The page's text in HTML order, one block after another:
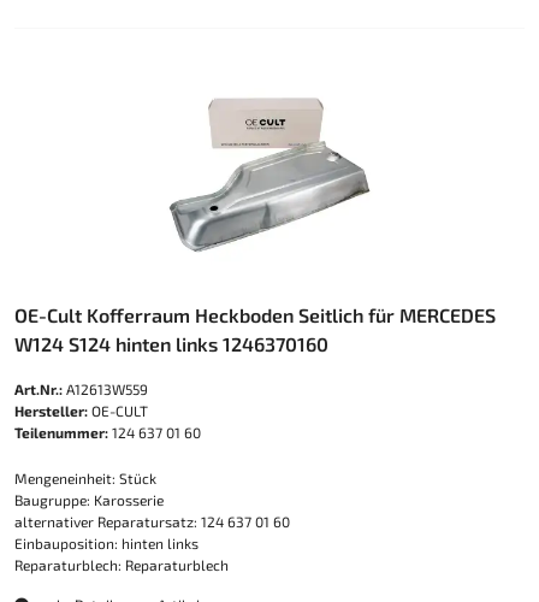
OE-Cult Kofferraum Heckboden Seitlich für MERCEDES
W124 S124 hinten links 1246370160
Art.Nr.: A12613W559
Hersteller: OE-CULT
Teilenummer: 124 637 01 60
Mengeneinheit: Stück
Baugruppe: Karosserie
alternativer Reparatursatz: 124 637 01 60
Einbauposition: hinten links
Reparaturblech: Reparaturblech